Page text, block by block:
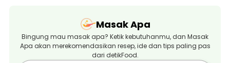
Masak Apa
Bingung mau masak apa? Ketik kebutuhanmu, dan Masak
Apa akan merekomendasikan resep, ide dan tips paling pas
dari detikFood.